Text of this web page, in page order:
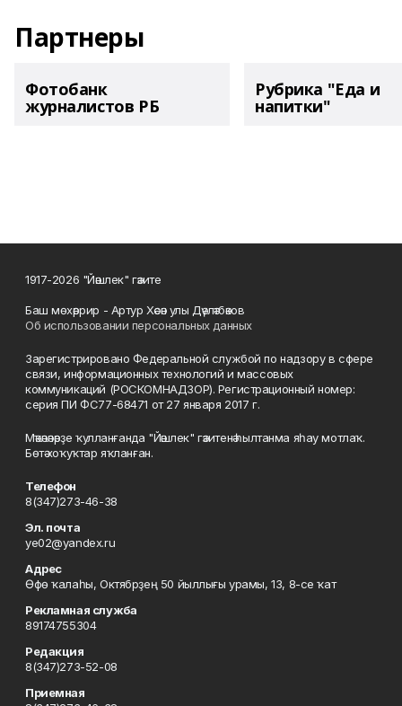
Партнеры
Фотобанк
журналистов РБ
Рубрика "Еда и
напитки"
1917-2026 "Йәшлек" гәзите
Баш мөхәррир - Артур Хәсән улы Дәүләтбәков
Об использовании персональных данных
Зарегистрировано Федеральной службой по надзору в сфере
связи, информационных технологий и массовых
коммуникаций (РОСКОМНАДЗОР). Регистрационный номер:
серия ПИ ФС77-68471 от 27 января 2017 г.
Мәҡәләләрҙе ҡулланғанда "Йәшлек" гәзитенә һылтанма яһау мотлаҡ.
Бөтә хоҡуҡтар яҡланған.
Телефон
8(347)273-46-38
Эл. почта
ye02@yandex.ru
Адрес
Өфө ҡалаһы, Октябрҙең 50 йыллығы урамы, 13, 8-се ҡат
Рекламная служба
89174755304
Редакция
8(347)273-52-08
Приемная